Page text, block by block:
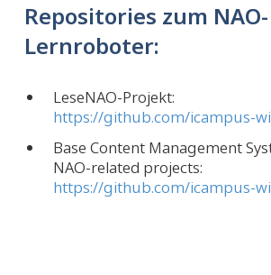
Repositories zum NAO-
Lernroboter:
LeseNAO-Projekt:
https://github.com/icampus-
Base Content Management
NAO-related projects:
https://github.com/icampus-